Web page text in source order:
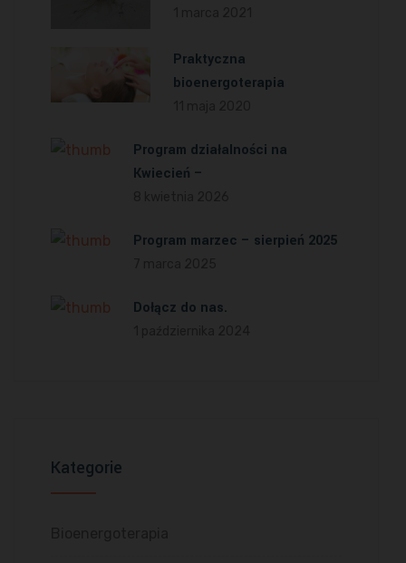
Praktyczna
bioenergoterapia
Program działalności na
Kwiecień –
Program marzec – sierpień 2025
Dołącz do nas.
Kategorie